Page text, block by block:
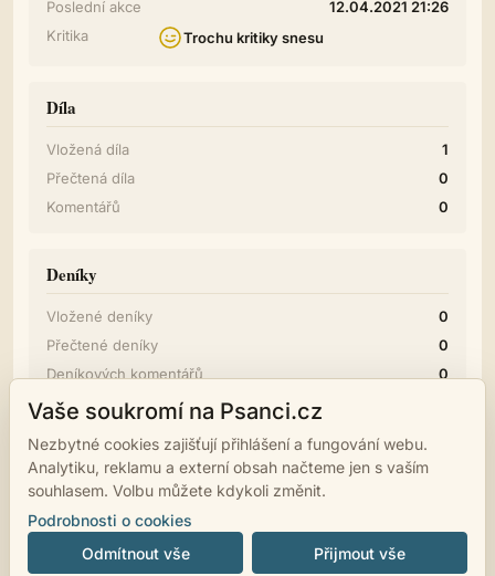
Poslední akce
12.04.2021 21:26
Kritika
Trochu kritiky snesu
Díla
Vložená díla
1
Přečtená díla
0
Komentářů
0
Deníky
Vložené deníky
0
Přečtené deníky
0
Deníkových komentářů
0
Diskuze
Příspěvků
Vaše soukromí na Psanci.cz
Nezbytné cookies zajišťují přihlášení a fungování webu.
Analytiku, reklamu a externí obsah načteme jen s vaším
souhlasem. Volbu můžete kdykoli změnit.
Podrobnosti o cookies
Odmítnout vše
Přijmout vše